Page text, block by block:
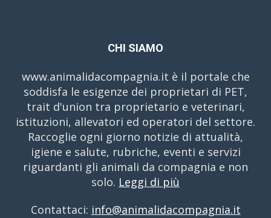
CHI SIAMO
www.animalidacompagnia.it è il portale che
soddisfa le esigenze dei proprietari di PET,
trait d'union tra proprietario e veterinari,
istituzioni, allevatori ed operatori del settore.
Raccoglie ogni giorno notizie di attualità,
igiene e salute, rubriche, eventi e servizi
riguardanti gli animali da compagnia e non
solo. Leggi di più
Contattaci: info@animalidacompagnia.it